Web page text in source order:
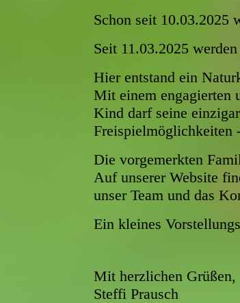
Schon seit 10.03.2025
Seit 11.03.2025
Hier entstand ein
Mit einem engagierten
Kind darf seine
Die vorgemerkten
Auf unserer Website
unser Team und das
Ein kleines
Mit herzlichen Grüßen,
Steffi Prausch